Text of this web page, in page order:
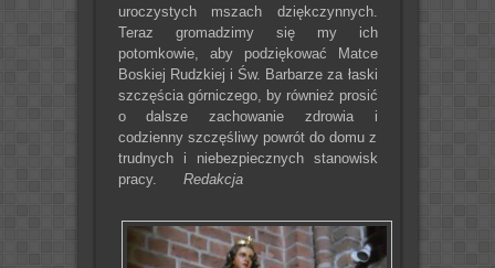
uroczystych mszach dziękczynnych.
Teraz gromadzimy się my ich
potomkowie, aby podziękować Matce
Boskiej Rudzkiej i Św. Barbarze za łaski
szczęścia górniczego, by również prosić
o dalsze zachowanie zdrowia i
codzienny szczęśliwy powrót do domu z
trudnych i niebezpiecznych stanowisk
pracy. Redakcja